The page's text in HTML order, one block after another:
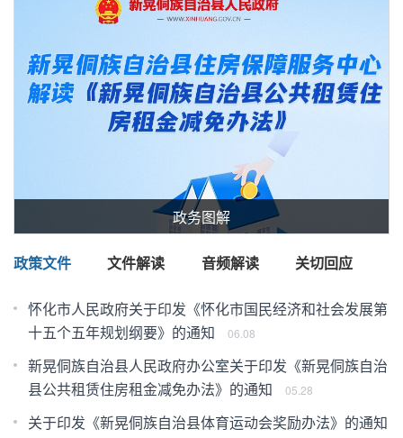
政务图解
政策文件 文件解读 音频解读 关切回应
怀化市人民政府关于印发《怀化市国民经济和社会发展第
十五个五年规划纲要》的通知
06.08
新晃侗族自治县人民政府办公室关于印发《新晃侗族自治
县公共租赁住房租金减免办法》的通知
05.28
关于印发《新晃侗族自治县体育运动会奖励办法》的通知